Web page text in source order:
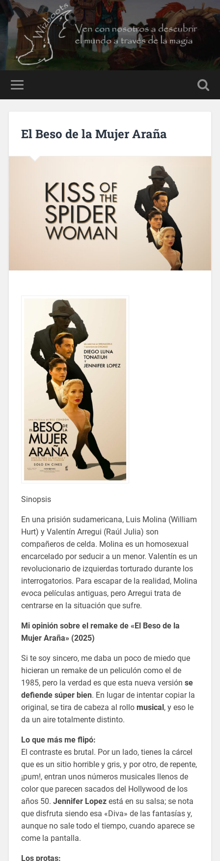
El Beso de la Mujer Araña
Sinopsis
En una prisión sudamericana, Luis Molina (William
Hurt) y Valentín Arregui (Raúl Julia) son
compañeros de celda. Molina es un homosexual
encarcelado por seducir a un menor. Valentín es un
revolucionario de izquierdas torturado durante los
interrogatorios. Para escapar de la realidad, Molina
evoca películas antiguas, pero Arregui trata de
centrarse en la situación que sufre.
Mi opinión sobre el remake de «El Beso de la
Mujer Araña» (2025)
Si te soy sincero, me daba un poco de miedo que
hicieran un remake de un peliculón como el de
1985, pero la verdad es que esta nueva versión se
defiende súper bien. En lugar de intentar copiar la
original, se tira de cabeza al rollo musical, y eso le
da un aire totalmente distinto.
Lo que más me flipó:
El contraste es brutal. Por un lado, tienes la cárcel
que es un sitio horrible y gris, y por otro, de repente,
¡pum!, entran unos números musicales llenos de
color que parecen sacados del Hollywood de los
años 50. Jennifer Lopezestá en su salsa; se nota
que disfruta siendo esa «Diva» de las fantasías y,
aunque no sale todo el tiempo, cuando aparece se
come la pantalla.
Los protas: